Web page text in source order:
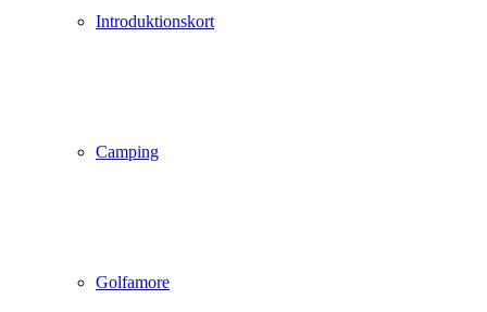
Introduktionskort
Camping
Golfamore